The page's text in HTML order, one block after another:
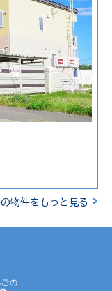
物件をもっと見る >